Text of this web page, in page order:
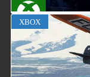
XBOX